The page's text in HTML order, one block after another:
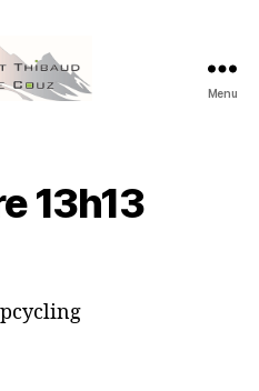
Couz
Menu
13h13